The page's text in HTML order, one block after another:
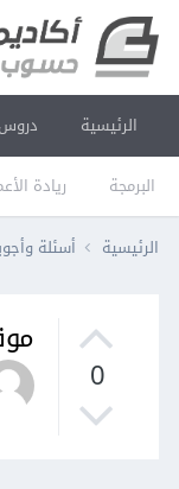
الرئيسية
البرمجة ريادة
الرئيسية أسئلة
0